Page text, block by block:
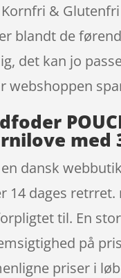
Kornfri &
blandt de
det kan jo
webshoppen
med
dansk
14 dages
til. En
på
priser i